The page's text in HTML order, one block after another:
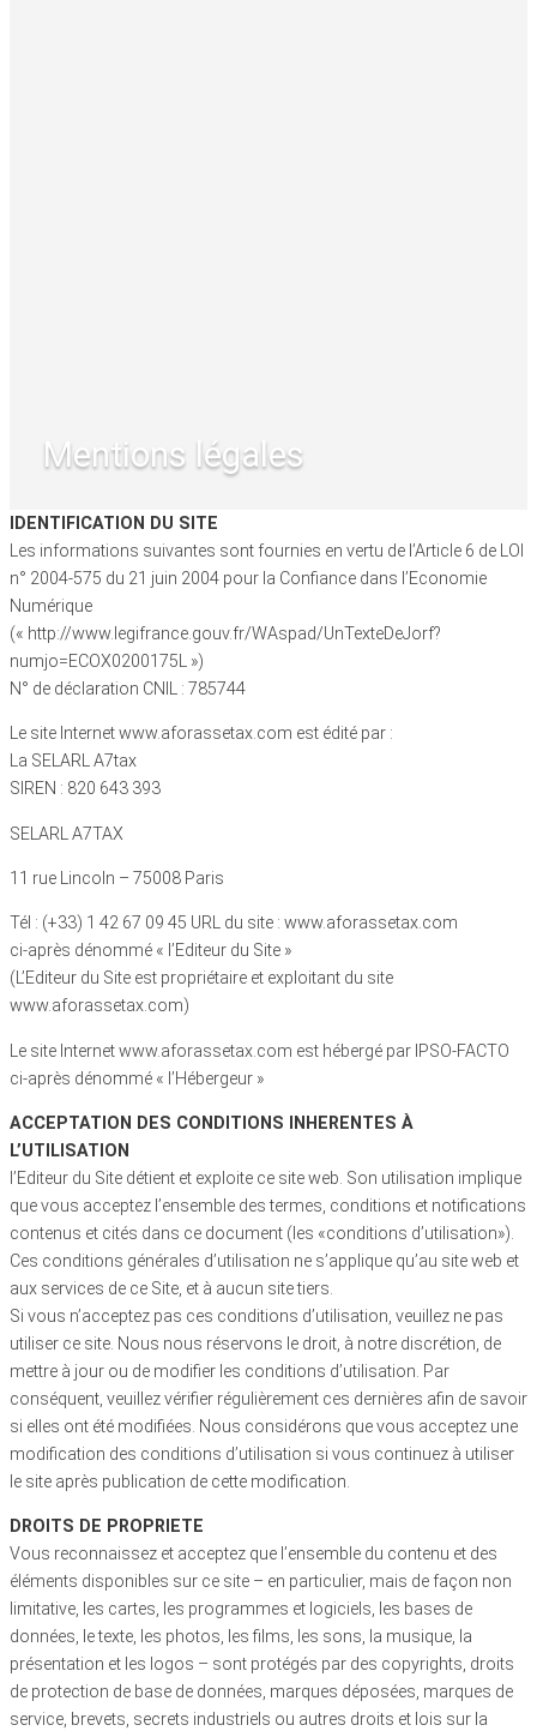
Mentions légales
IDENTIFICATION DU SITE
Les informations suivantes sont fournies en vertu de l’Article 6 de LOI
n° 2004-575 du 21 juin 2004 pour la Confiance dans l’Economie
Numérique
(« http://www.legifrance.gouv.fr/WAspad/UnTexteDeJorf?
numjo=ECOX0200175L »)
N° de déclaration CNIL : 785744
Le site Internet www.aforassetax.com est édité par :
La SELARL A7tax
SIREN : 820 643 393
SELARL A7TAX
11 rue Lincoln – 75008 Paris
Tél : (+33) 1 42 67 09 45 URL du site : www.aforassetax.com
ci-après dénommé « l’Editeur du Site »
(L’Editeur du Site est propriétaire et exploitant du site
www.aforassetax.com)
Le site Internet www.aforassetax.com est hébergé par IPSO-FACTO
ci-après dénommé « l’Hébergeur »
ACCEPTATION DES CONDITIONS INHERENTES À
L’UTILISATION
l’Editeur du Site détient et exploite ce site web. Son utilisation implique
que vous acceptez l’ensemble des termes, conditions et notifications
contenus et cités dans ce document (les «conditions d’utilisation»).
Ces conditions générales d’utilisation ne s’applique qu’au site web et
aux services de ce Site, et à aucun site tiers.
Si vous n’acceptez pas ces conditions d’utilisation, veuillez ne pas
utiliser ce site. Nous nous réservons le droit, à notre discrétion, de
mettre à jour ou de modifier les conditions d’utilisation. Par
conséquent, veuillez vérifier régulièrement ces dernières afin de savoir
si elles ont été modifiées. Nous considérons que vous acceptez une
modification des conditions d’utilisation si vous continuez à utiliser
le site après publication de cette modification.
DROITS DE PROPRIETE
Vous reconnaissez et acceptez que l’ensemble du contenu et des
éléments disponibles sur ce site – en particulier, mais de façon non
limitative, les cartes, les programmes et logiciels, les bases de
données, le texte, les photos, les films, les sons, la musique, la
présentation et les logos – sont protégés par des copyrights, droits
de protection de base de données, marques déposées, marques de
service, brevets, secrets industriels ou autres droits et lois sur la